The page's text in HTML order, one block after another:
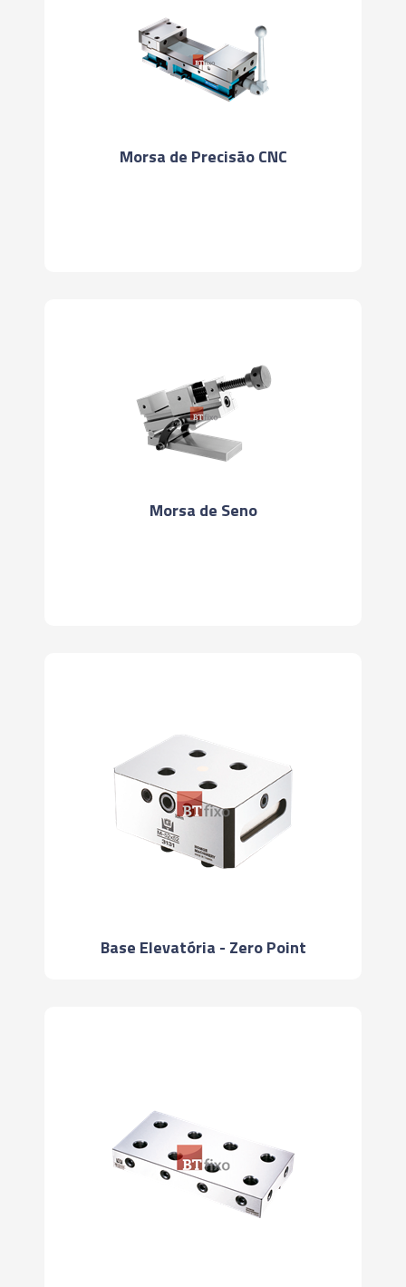
Morsa de Precisão CNC
Morsa de Seno
Base Elevatória - Zero Point